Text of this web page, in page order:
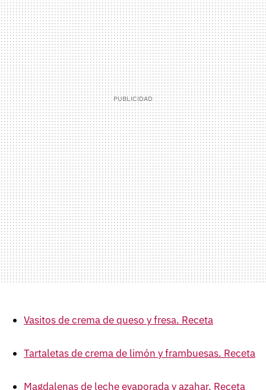
Vasitos de crema de queso y fresa. Receta
Tartaletas de crema de limón y frambuesas. Receta
Magdalenas de leche evaporada y azahar. Receta